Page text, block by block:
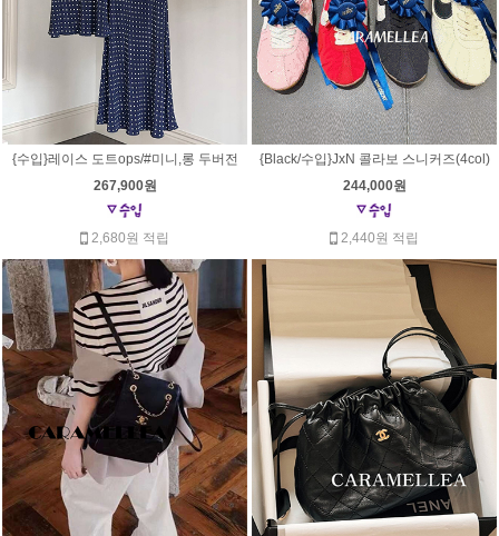
{수입}레이스 도트ops/#미니,롱 두버전
267,900원
2,680원 적립
{Black/수입}JxN 콜라보 스니커즈(4col)
244,000원
2,440원 적립